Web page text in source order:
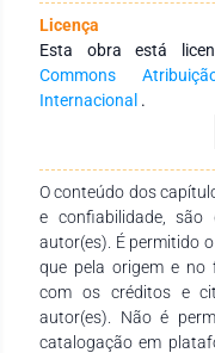
Licença
Esta obra está
Commons
Internacional .
O conteúdo dos
e confiabilidade, são
autor(es). É permitido
que pela origem e no
com os créditos e
autor(es). Não é
catalogação em